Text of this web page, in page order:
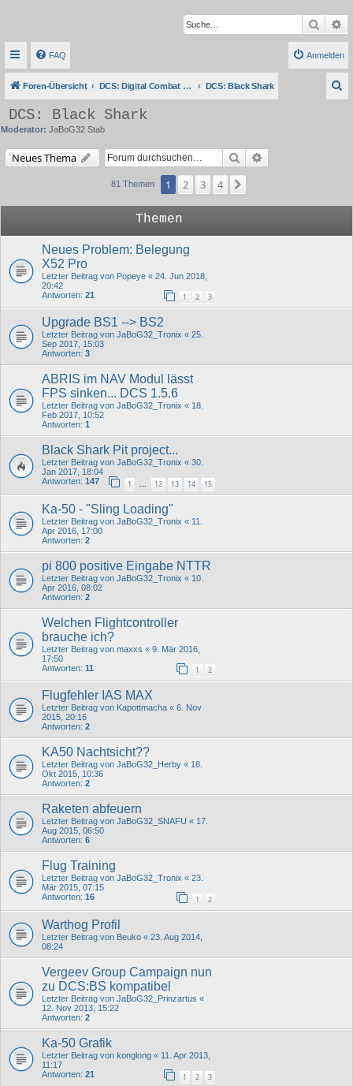
Suche
FAQ Anmelden
Foren-Übersicht DCS: Digital Combat Simulator Series DCS: Black Shark
DCS: Black Shark
Moderator: JaBoG32 Stab
Neues Thema Suche
81 Themen 1 2 3 4
Themen
Neues Problem: Belegung
X52 Pro
Letzter Beitrag von Popeye « 24. Jun 2018,
20:42
Antworten: 21 1 2 3
Upgrade BS1 --> BS2
Letzter Beitrag von JaBoG32_Tronix « 25.
Sep 2017, 15:03
Antworten: 3
ABRIS im NAV Modul lässt
FPS sinken... DCS 1.5.6
Letzter Beitrag von JaBoG32_Tronix « 18.
Feb 2017, 10:52
Antworten: 1
Black Shark Pit project...
Letzter Beitrag von JaBoG32_Tronix « 30.
Jan 2017, 18:04
Antworten: 147 1 … 12 13 14 15
Ka-50 - "Sling Loading"
Letzter Beitrag von JaBoG32_Tronix « 11.
Apr 2016, 17:00
Antworten: 2
pi 800 positive Eingabe NTTR
Letzter Beitrag von JaBoG32_Tronix « 10.
Apr 2016, 08:02
Antworten: 2
Welchen Flightcontroller
brauche ich?
Letzter Beitrag von maxxs « 9. Mär 2016,
17:50
Antworten: 11 1 2
Flugfehler IAS MAX
Letzter Beitrag von Kapottmacha « 6. Nov
2015, 20:16
Antworten: 2
KA50 Nachtsicht??
Letzter Beitrag von JaBoG32_Herby « 18.
Okt 2015, 10:36
Antworten: 2
Raketen abfeuern
Letzter Beitrag von JaBoG32_SNAFU « 17.
Aug 2015, 06:50
Antworten: 6
Flug Training
Letzter Beitrag von JaBoG32_Tronix « 23.
Mär 2015, 07:15
Antworten: 16 1 2
Warthog Profil
Letzter Beitrag von Beuko « 23. Aug 2014,
08:24
Vergeev Group Campaign nun
zu DCS:BS kompatibel
Letzter Beitrag von JaBoG32_Prinzartus «
12. Nov 2013, 15:22
Antworten: 2
Ka-50 Grafik
Letzter Beitrag von konglong « 11. Apr 2013,
11:17
Antworten: 21 1 2 3